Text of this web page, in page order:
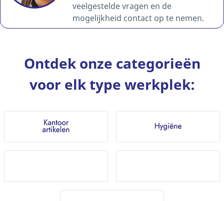
veelgestelde vragen en de
mogelijkheid contact op te nemen.
Ontdek onze categorieën
voor elk type werkplek: